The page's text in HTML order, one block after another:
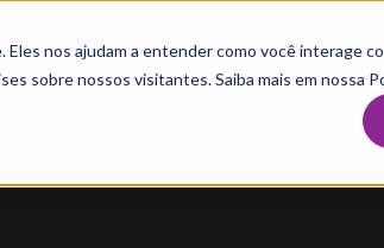
nos ajudam a entender como você interage
sobre nossos visitantes. Saiba mais em nossa